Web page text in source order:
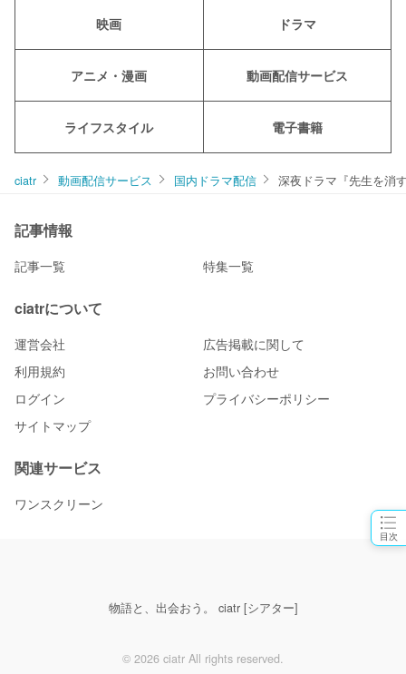
目次
映画 ドラマ
アニメ・漫画 動画配信サービス
ライフスタイル 電子書籍
ciatr 動画配信サービス 国内ドラマ配信 深夜ドラマ『先生を消
記事情報
記事一覧 特集一覧
ciatrについて
運営会社
広告掲載に関して
利用規約
お問い合わせ
ログイン
プライバシーポリシー
サイトマップ
関連サービス
ワンスクリーン
物語と、出会おう。 ciatr [シアター]
© 2026 ciatr All rights reserved.